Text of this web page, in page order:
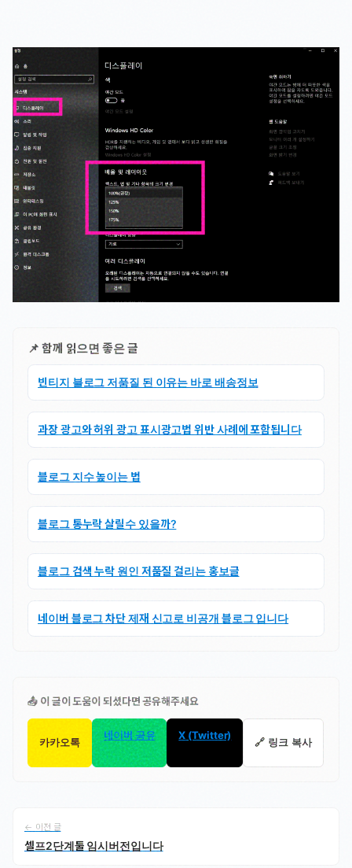
📌 함께 읽으면 좋은 글
빈티지 블로그 저품질 된 이유는 바로 배송정보
과장 광고와 허위 광고 표시광고법 위반 사례에 포함됩니다
블로그 지수 높이는 법
블로그 통누락 살릴수 있을까?
블로그 검색 누락 원인 저품질 걸리는 홍보글
네이버 블로그 차단 제재 신고로 비공개 블로그 입니다
📤 이 글이 도움이 되셨다면 공유해주세요
카카오톡
네이버 공유 X (Twitter)
🔗 링크 복사
← 이전 글
셀프2단계툴 임시버전입니다